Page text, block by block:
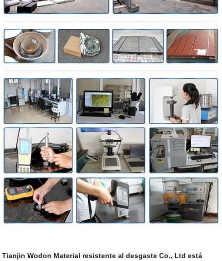
Tianjin Wodon Material resistente al desgaste Co., Ltd está